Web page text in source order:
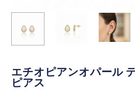
エチオピアンオパール
ピアス